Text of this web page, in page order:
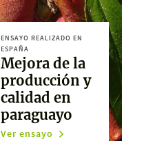
ENSAYO REALIZADO EN
ESPAÑA
Mejora de la
producción y
calidad en
paraguayo
Ver ensayo